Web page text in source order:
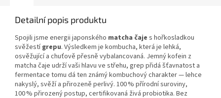
Detailní popis produktu
Spojili jsme energii japonského matcha čaje s hořkosladkou
svěžestí grepu. Výsledkem je kombucha, která je lehká,
osvěžující a chuťově přesně vybalancovaná. Jemný kofein z
matcha čaje udrží vaši hlavu ve střehu, grep přidá šťavnatost a
fermentace tomu dá ten známý kombuchový charakter — lehce
nakyslý, svěží a přirozeně perlivý. 100 % přírodní suroviny,
100 % přirozený postup, certifikovaná živá probiotika. Bez